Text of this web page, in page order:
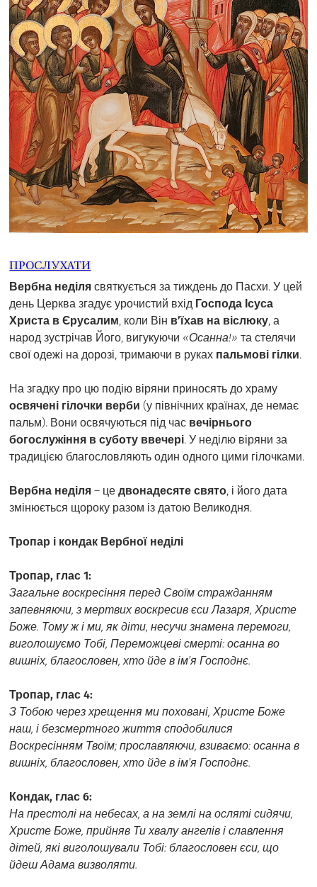
ПРОСЛУХАТИ
Вербна неділясвяткується за тиждень до Пасхи. У цей
день Церква згадує урочистий вхід Господа Ісуса
Христа в Єрусалим, коли Він в’їхав на віслюку, а
народ зустрічав Його, вигукуючи «Осанна!» та стелячи
свої одежі на дорозі, тримаючи в руках пальмові гілки.
На згадку про цю подію віряни приносять до храму
освячені гілочки верби (у північних країнах, де немає
пальм). Вони освячуються під час вечірнього
богослужіння в суботу ввечері. У неділю віряни за
традицією благословляють один одного цими гілочками.
Вербна неділя– цедвонадесяте свято, і його дата
змінюється щороку разом із датою Великодня.
Тропар і кондак Вербної неділі
Тропар, глас 1:
Загальне воскресіння перед Своїм стражданням
запевняючи, з мертвих воскресив єси Лазаря, Христе
Боже. Тому ж і ми, як діти, несучи знамена перемоги,
виголошуємо Тобі, Переможцеві смерті: осанна во
вишніх, благословен, хто йде в ім’я Господнє.
Тропар, глас 4:
З Тобою через хрещення ми поховані, Христе Боже
наш, і безсмертного життя сподобилися
Воскресінням Твоїм; прославляючи, взиваємо: осанна в
вишніх, благословен, хто йде в ім’я Господнє.
Кондак, глас 6:
На престолі на небесах, а на землі на осляті сидячи,
Христе Боже, прийняв Ти хвалу ангелів і славлення
дітей, які виголошували Тобі: благословен єси, що
йдеш Адама визволяти.